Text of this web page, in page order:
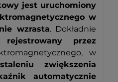
jest uruchomiony
w
wzrasta. Dokładnie
przez
w
zwiększenia
automatycznie